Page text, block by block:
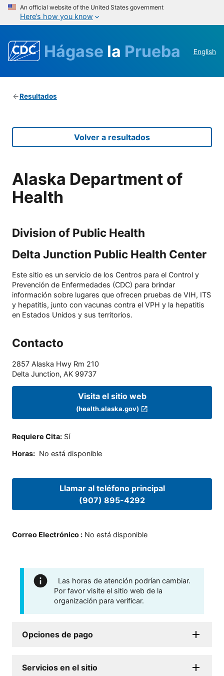
An official website of the United States government
Here’s how you know
Hágase la Prueba English
Resultados
Volver a resultados
Alaska Department of
Health
Division of Public Health
Delta Junction Public Health Center
Este sitio es un servicio de los Centros para el Control y
Prevención de Enfermedades (CDC) para brindar
información sobre lugares que ofrecen pruebas de VIH, ITS
y hepatitis, junto con vacunas contra el VPH y la hepatitis
en Estados Unidos y sus territorios.
Contacto
2857 Alaska Hwy Rm 210
Delta Junction, AK 99737
Visita el sitio web
(health.alaska.gov)
Requiere Cita: Sí
Horas: No está disponible
Llamar al teléfono principal
(907) 895-4292
Correo Electrónico : No está disponible
Las horas de atención podrían cambiar.
Por favor visite el sitio web de la
organización para verificar.
Opciones de pago
Servicios en el sitio